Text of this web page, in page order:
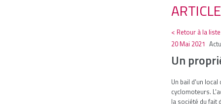
< Retour à la
20 Mai 2021
Un
Un bail d'un
cyclomoteurs.
la société du fait